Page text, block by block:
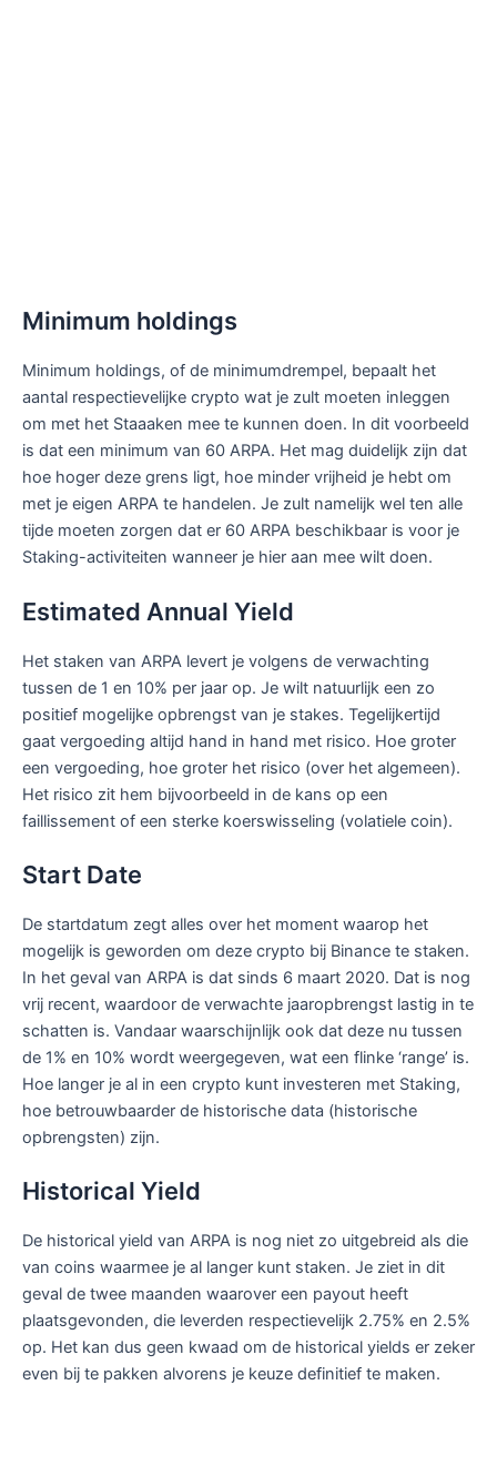
Minimum holdings
Minimum holdings, of de minimumdrempel, bepaalt het
aantal respectievelijke crypto wat je zult moeten inleggen
om met het Staaaken mee te kunnen doen. In dit voorbeeld
is dat een minimum van 60 ARPA. Het mag duidelijk zijn dat
hoe hoger deze grens ligt, hoe minder vrijheid je hebt om
met je eigen ARPA te handelen. Je zult namelijk wel ten alle
tijde moeten zorgen dat er 60 ARPA beschikbaar is voor je
Staking-activiteiten wanneer je hier aan mee wilt doen.
Estimated Annual Yield
Het staken van ARPA levert je volgens de verwachting
tussen de 1 en 10% per jaar op. Je wilt natuurlijk een zo
positief mogelijke opbrengst van je stakes. Tegelijkertijd
gaat vergoeding altijd hand in hand met risico. Hoe groter
een vergoeding, hoe groter het risico (over het algemeen).
Het risico zit hem bijvoorbeeld in de kans op een
faillissement of een sterke koerswisseling (volatiele coin).
Start Date
De startdatum zegt alles over het moment waarop het
mogelijk is geworden om deze crypto bij Binance te staken.
In het geval van ARPA is dat sinds 6 maart 2020. Dat is nog
vrij recent, waardoor de verwachte jaaropbrengst lastig in te
schatten is. Vandaar waarschijnlijk ook dat deze nu tussen
de 1% en 10% wordt weergegeven, wat een flinke ‘range’ is.
Hoe langer je al in een crypto kunt investeren met Staking,
hoe betrouwbaarder de historische data (historische
opbrengsten) zijn.
Historical Yield
De historical yield van ARPA is nog niet zo uitgebreid als die
van coins waarmee je al langer kunt staken. Je ziet in dit
geval de twee maanden waarover een payout heeft
plaatsgevonden, die leverden respectievelijk 2.75% en 2.5%
op. Het kan dus geen kwaad om de historical yields er zeker
even bij te pakken alvorens je keuze definitief te maken.